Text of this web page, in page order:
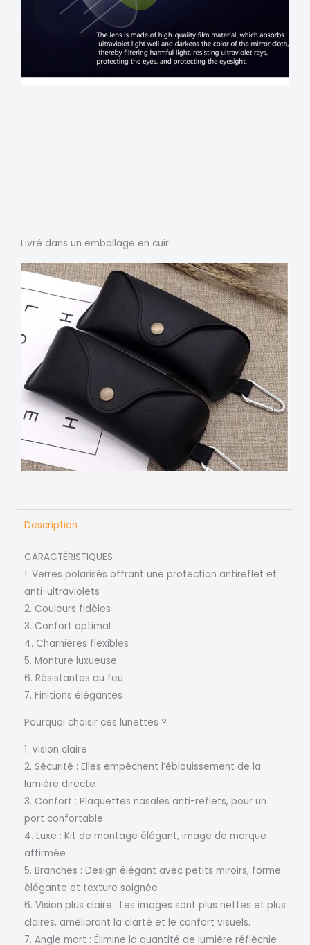
Livré dans un emballage en cuir
Description
CARACTÉRISTIQUES
1. Verres polarisés offrant une protection antireflet et
anti-ultraviolets
2. Couleurs fidèles
3. Confort optimal
4. Charnières flexibles
5. Monture luxueuse
6. Résistantes au feu
7. Finitions élégantes
Pourquoi choisir ces lunettes ?
1. Vision claire
2. Sécurité : Elles empêchent l’éblouissement de la
lumière directe
3. Confort : Plaquettes nasales anti-reflets, pour un
port confortable
4. Luxe : Kit de montage élégant, image de marque
affirmée
5. Branches : Design élégant avec petits miroirs, forme
élégante et texture soignée
6. Vision plus claire : Les images sont plus nettes et plus
claires, améliorant la clarté et le confort visuels.
7. Angle mort : Élimine la quantité de lumière réfléchie